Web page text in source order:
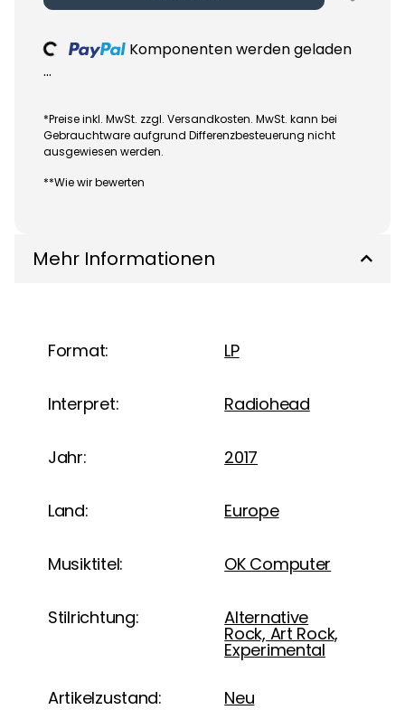
Komponenten werden geladen
...
*Preise inkl. MwSt. zzgl. Versandkosten. MwSt. kann bei
Gebrauchtware aufgrund Differenzbesteuerung nicht
ausgewiesen werden.
**Wie wir bewerten
Mehr Informationen
Format: LP
Interpret: Radiohead
Jahr: 2017
Land: Europe
Musiktitel: OK Computer
Stilrichtung: Alternative
Rock, Art Rock,
Experimental
Artikelzustand: Neu